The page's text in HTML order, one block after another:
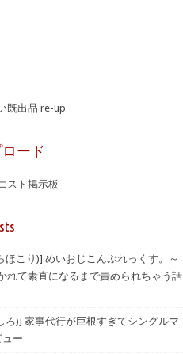
既出品 re-up
ード
スト掲示板
ほこり)] めいおじこんぷれっくす。～
れて素直になるまで責められちゃう話
ろ)] 家事代行が巨根すぎてシングルマ
ー